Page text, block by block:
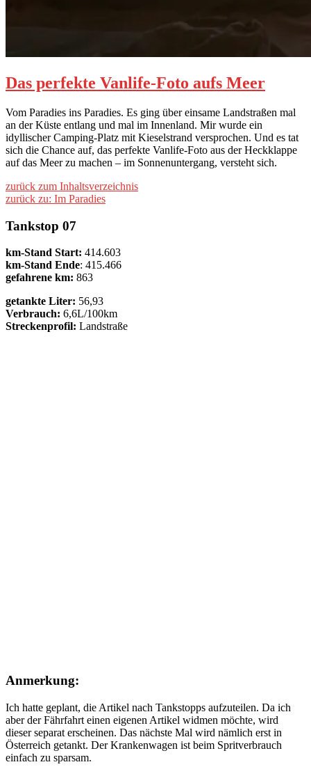
Das perfekte Vanlife-Foto aufs Meer
Vom Paradies ins Paradies. Es ging über einsame Landstraßen mal
an der Küste entlang und mal im Innenland. Mir wurde ein
idyllischer Camping-Platz mit Kieselstrand versprochen. Und es tat
sich die Chance auf, das perfekte Vanlife-Foto aus der Heckklappe
auf das Meer zu machen – im Sonnenuntergang, versteht sich.
zurück zum Inhaltsverzeichnis
zurück zu: Im Paradies
Tankstop 07
km-Stand Start: 414.603
km-Stand Ende: 415.466
gefahrene km: 863
getankte Liter: 56,93
Verbrauch: 6,6L/100km
Streckenprofil: Landstraße
Anmerkung:
Ich hatte geplant, die Artikel nach Tankstopps aufzuteilen. Da ich
aber der Fährfahrt einen eigenen Artikel widmen möchte, wird
dieser separat erscheinen. Das nächste Mal wird nämlich erst in
Österreich getankt. Der Krankenwagen ist beim Spritverbrauch
einfach zu sparsam.